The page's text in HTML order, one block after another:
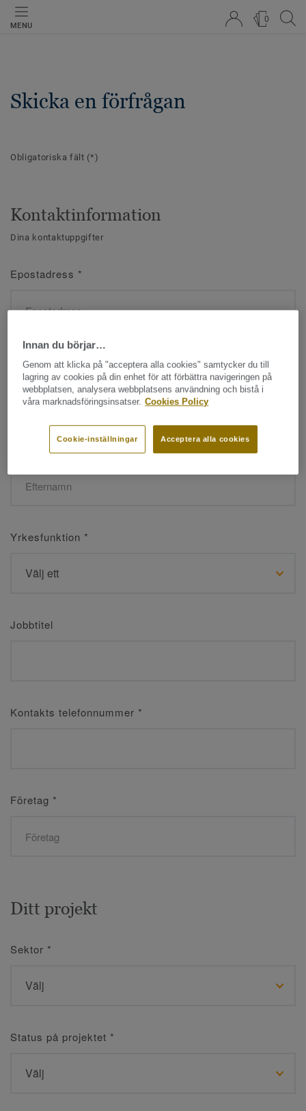
MENU
0
Skicka en förfrågan
Obligatoriska fält (*)
Kontaktinformation
Dina kontaktuppgifter
Epostadress *
Namn*
Efternamn*
Yrkesfunktion *
Jobbtitel
Kontakts telefonnummer *
Företag *
Ditt projekt
Sektor *
Status på projektet *
Innan du börjar…
Genom att klicka på "acceptera alla cookies" samtycker du till
lagring av cookies på din enhet för att förbättra navigeringen på
webbplatsen, analysera webbplatsens användning och bistå i
våra marknadsföringsinsatser. Cookies Policy
Acceptera alla cookies
Cookie-inställningar